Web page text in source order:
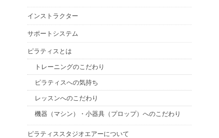
インストラクター
サポートシステム
ピラティスとは
トレーニングのこだわり
ピラティスへの気持ち
レッスンへのこだわり
機器（マシン）・小器具（プロップ）へのこだわり
ピラティススタジオエアーについて